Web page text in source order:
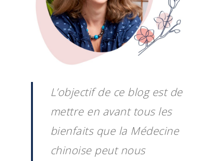
L’objectif de ce blog est de
mettre en avant tous les
bienfaits que la Médecine
chinoise peut nous